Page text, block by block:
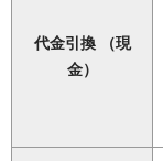
代金引換 （現
金）